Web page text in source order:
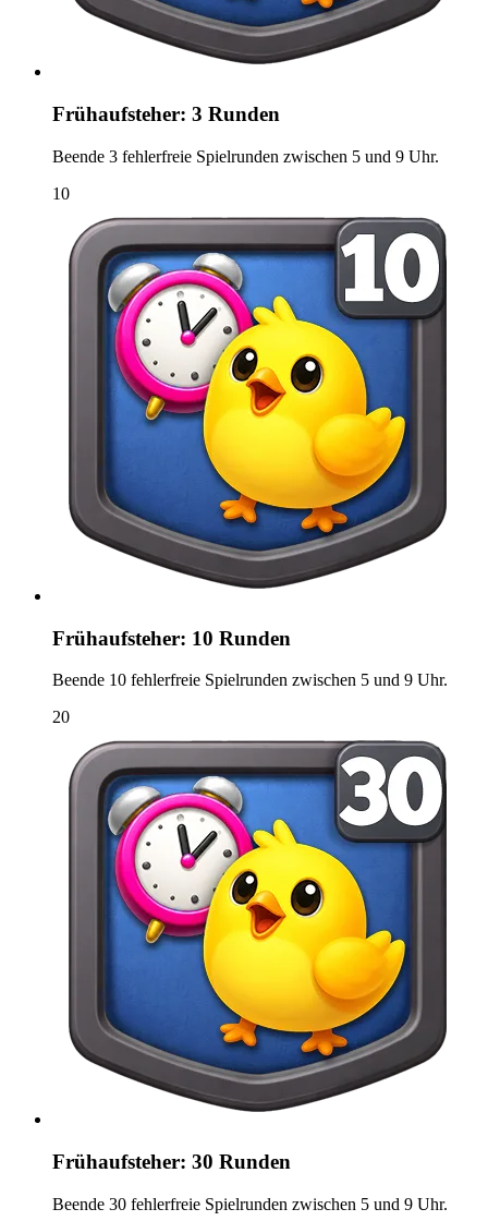
Frühaufsteher: 3 Runden
Beende 3 fehlerfreie Spielrunden zwischen 5 und 9 Uhr.
10
Frühaufsteher: 10 Runden
Beende 10 fehlerfreie Spielrunden zwischen 5 und 9 Uhr.
20
Frühaufsteher: 30 Runden
Beende 30 fehlerfreie Spielrunden zwischen 5 und 9 Uhr.